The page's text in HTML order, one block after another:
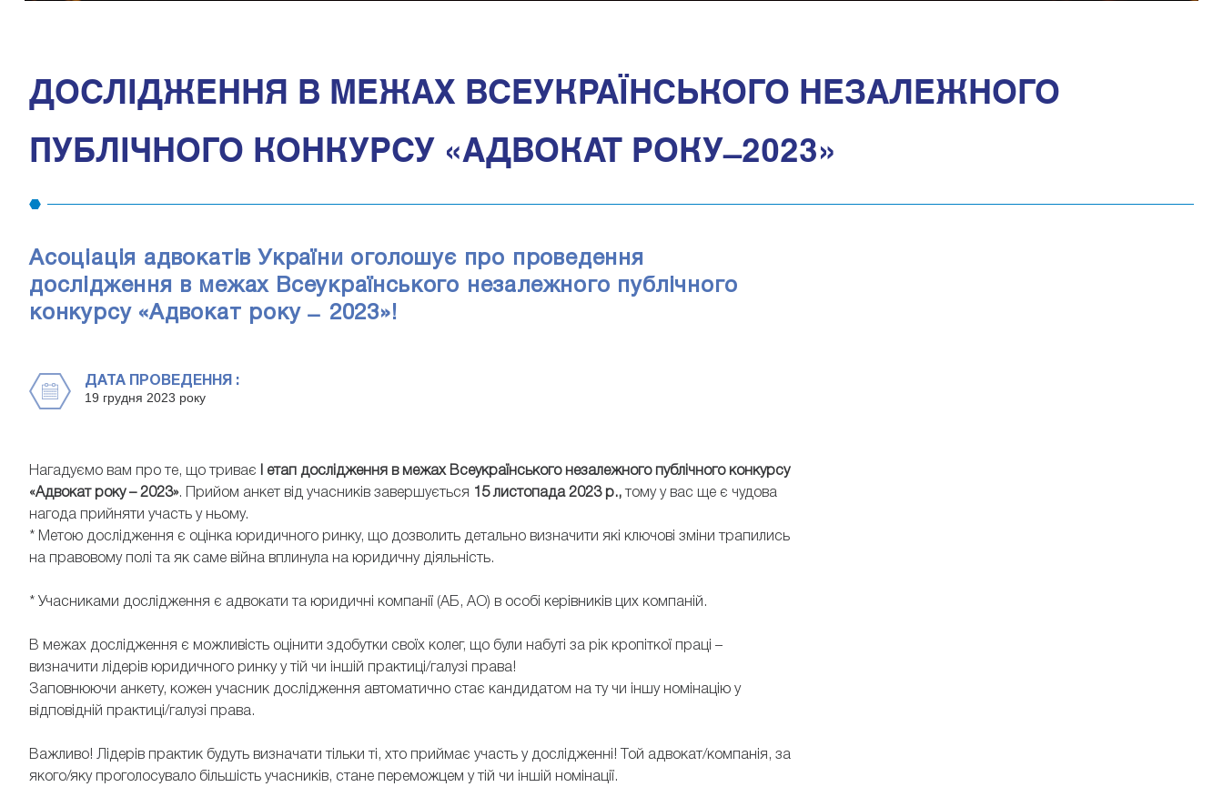
ДОСЛІДЖЕННЯ В МЕЖАХ ВСЕУКРАЇНСЬКОГО НЕЗАЛЕЖНОГО
ПУБЛІЧНОГО КОНКУРСУ «АДВОКАТ РОКУ ̶ 2023»
Асоціація адвокатів України оголошує про проведення
дослідження в межах Всеукраїнського незалежного публічного
конкурсу «Адвокат року ̶ 2023»!
ДАТА ПРОВЕДЕННЯ :
19 грудня 2023 року
Нагадуємо вам про те, що триває
І етап дослідження в межах Всеукраїнського незалежного публічного конкурсу
«Адвокат року – 2023». Прийом анкет від учасників завершується 15 листопада 2023 р.,тому у вас ще є чудова
нагода прийняти участь у ньому.
* Метою дослідження є оцінка юридичного ринку, що дозволить детально визначити які ключові зміни трапились
на правовому полі та як саме війна вплинула на юридичну діяльність.
* Учасниками дослідження є адвокати та юридичні компанії (АБ, АО) в особі керівників цих компаній.
В межах дослідження є можливість оцінити здобутки своїх колег, що були набуті за рік кропіткої праці –
визначити лідерів юридичного ринку у тій чи іншій практиці/галузі права!
Заповнюючи анкету, кожен учасник дослідження автоматично стає кандидатом на ту чи іншу номінацію у
відповідній практиці/галузі права.
Важливо! Лідерів практик будуть визначати тільки ті, хто приймає участь у дослідженні! Той адвокат/компанія, за
якого/яку проголосувало більшість учасників, стане переможцем у тій чи іншій номінації.